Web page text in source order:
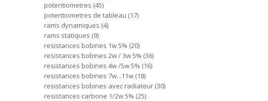
potentiometres 45
potentiometres de tableau 17
rams dynamiques 4
rams statiques 9
resistances bobines 1w 5% 20
resistances bobines 2w / 3w 5% 36
resistances bobines 4w /5w 5% 16
resistances bobines 7w...11w 18
resistances bobines avec radiateur 30
resistances carbone 1/2w 5% 25